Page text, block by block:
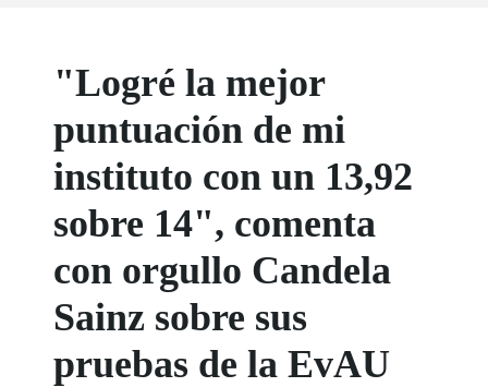
"Logré la mejor
puntuación de mi
instituto con un 13,92
sobre 14", comenta
con orgullo Candela
Sainz sobre sus
pruebas de la EvAU